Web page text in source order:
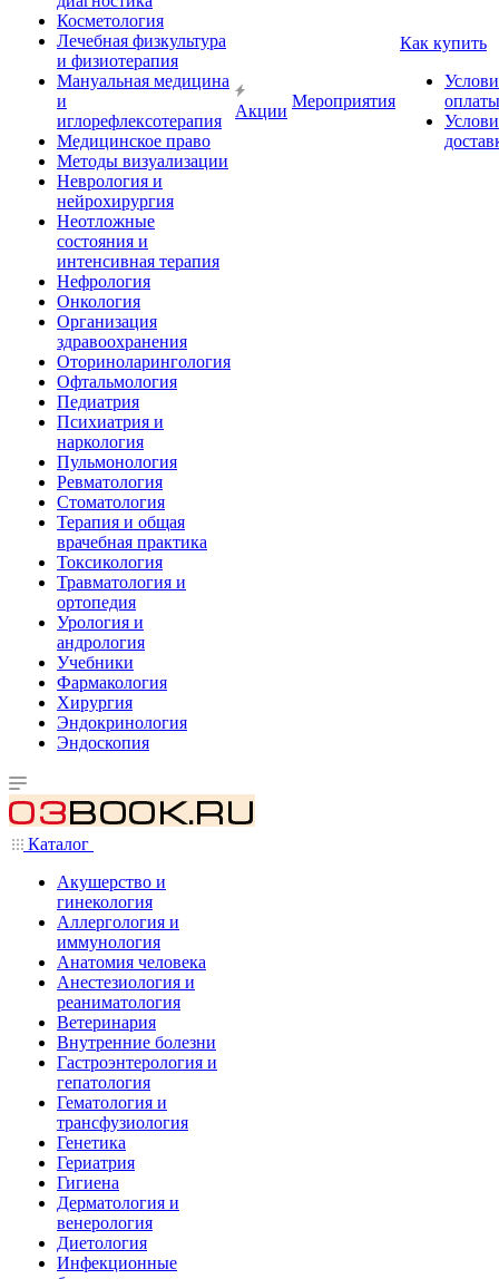
Косметология
Лечебная физкультура
и физиотерапия
Мануальная медицина
и
иглорефлексотерапия
Медицинское право
Методы визуализации
Неврология и
нейрохирургия
Неотложные
состояния и
интенсивная терапия
Нефрология
Онкология
Организация
здравоохранения
Оториноларингология
Офтальмология
Педиатрия
Психиатрия и
наркология
Пульмонология
Ревматология
Стоматология
Терапия и общая
врачебная практика
Токсикология
Травматология и
ортопедия
Урология и
андрология
Учебники
Фармакология
Хирургия
Эндокринология
Эндоскопия
Акции
Мероприятия
Как купить
оплаты
Каталог
Акушерство и
гинекология
Аллергология и
иммунология
Анатомия человека
Анестезиология и
реаниматология
Ветеринария
Внутренние болезни
Гастроэнтерология и
гепатология
Гематология и
трансфузиология
Генетика
Гериатрия
Гигиена
Дерматология и
венерология
Диетология
Инфекционные